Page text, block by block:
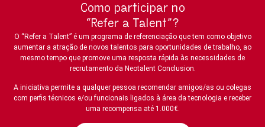
Como participar no
“Refer a Talent”?
O “Refer a Talent” é um programa de referenciação que tem como objetivo
aumentar a atração de novos talentos para oportunidades de trabalho, ao
mesmo tempo que promove uma resposta rápida às necessidades de
recrutamento da Neotalent Conclusion.
A iniciativa permite a qualquer pessoa recomendar amigos/as ou colegas
com perfis técnicos e/ou funcionais ligados à área da tecnologia e receber
uma recompensa até 1.000€.